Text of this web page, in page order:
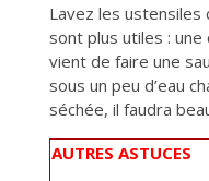
Lavez les ustensiles
sont plus utiles :
vient de faire une
sous un peu d’eau
séchée, il faudra
AUTRES ASTUCES